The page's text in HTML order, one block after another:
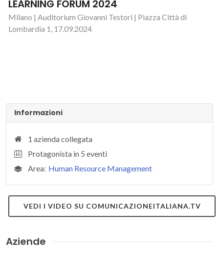
LEARNING FORUM 2024
Milano | Auditorium Giovanni Testori | Piazza Città di
Lombardia 1, 17.09.2024
Informazioni
1 azienda collegata
Protagonista in 5 eventi
Area: Human Resource Management
VEDI I VIDEO SU COMUNICAZIONEITALIANA.TV
Aziende